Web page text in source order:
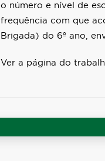
o número e nível de
frequência com que
Brigada) do 6º ano,
Ver a página do